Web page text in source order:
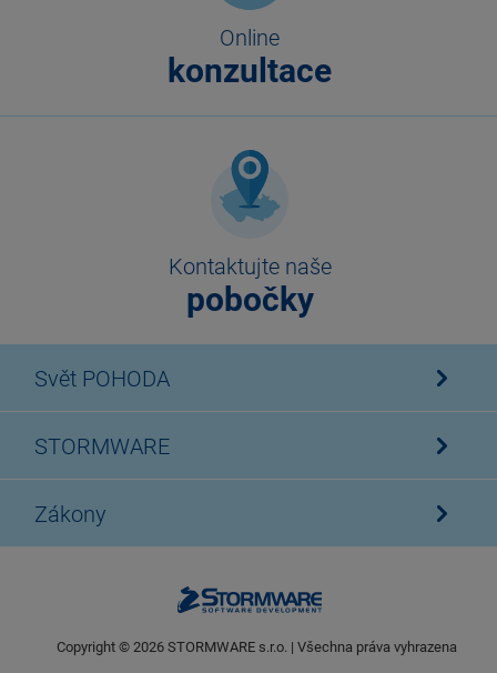
Online
konzultace
Kontaktujte naše
pobočky
Svět POHODA
STORMWARE
Zákony
Copyright © 2026STORMWARE s.r.o. | Všechna práva vyhrazena